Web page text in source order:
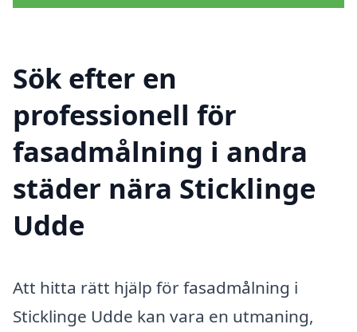
Sök efter en
professionell för
fasadmålning i andra
städer nära Sticklinge
Udde
Att hitta rätt hjälp för fasadmålning i
Sticklinge Udde kan vara en utmaning,